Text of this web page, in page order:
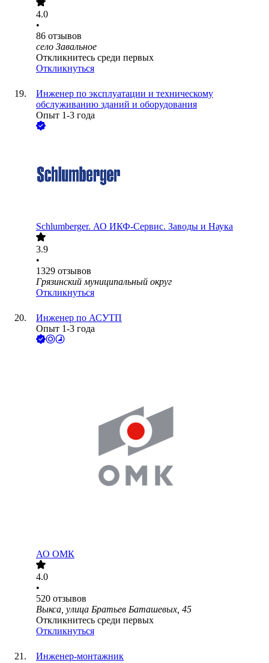
4.0
•
86 отзывов
село Завальное
Откликнитесь среди первых
Откликнуться
Инженер по эксплуатации и техническому
обслуживанию зданий и оборудования
Опыт 1-3 года
Schlumberger. АО ИКФ-Сервис. Заводы и Наука
3.9
•
1329 отзывов
Грязинский муниципальный округ
Откликнуться
Инженер по АСУТП
Опыт 1-3 года
АО ОМК
4.0
•
520 отзывов
Выкса, улица Братьев Баташевых, 45
Откликнитесь среди первых
Откликнуться
Инженер-монтажник